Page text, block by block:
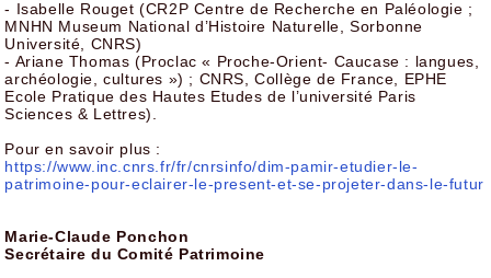
- Isabelle Rouget (CR2P Centre de Recherche en Paléologie ;
MNHN Museum National d’Histoire Naturelle, Sorbonne
Université, CNRS)
- Ariane Thomas (Proclac « Proche-Orient- Caucase : langues,
archéologie, cultures ») ; CNRS, Collège de France, EPHE
Ecole Pratique des Hautes Etudes de l’université Paris
Sciences & Lettres).
Pour en savoir plus :
https://www.inc.cnrs.fr/fr/cnrsinfo/dim-pamir-etudier-le-
patrimoine-pour-eclairer-le-present-et-se-projeter-dans-le-futur
Marie-Claude Ponchon
Secrétaire du Comité Patrimoine